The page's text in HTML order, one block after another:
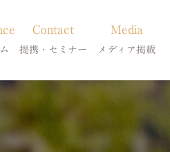
Contact
提携・セミナー
療提携・セミナー開催
Media
メディア掲載